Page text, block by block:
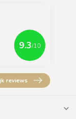
9.3/10
reviews